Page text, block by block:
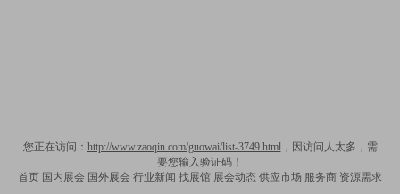
您正在访问： http://www.zaoqin.com/guowai/list-3749.html，因访问人太多，需
要您输入验证码！
首页 国内展会 国外展会 行业新闻 找展馆 展会动态 供应市场 服务商 资源需求